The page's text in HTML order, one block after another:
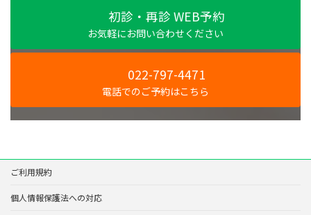
初診・再診 WEB予約
お気軽にお問い合わせください
022-797-4471
電話でのご予約はこちら
ご利用規約
個人情報保護法への対応